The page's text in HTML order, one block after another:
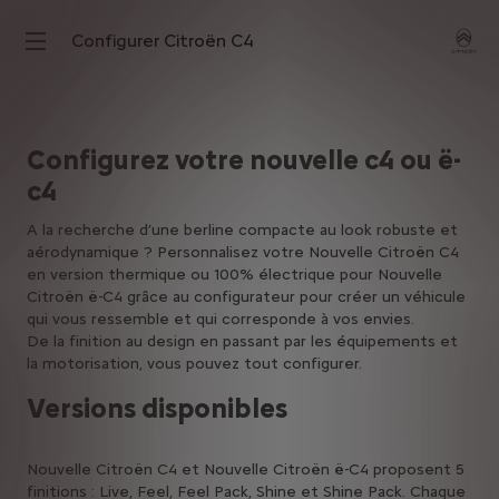
Configurer Citroën C4
Configurez votre nouvelle c4 ou ë-
c4
A la recherche d’une berline compacte au look robuste et
aérodynamique ? Personnalisez votre Nouvelle Citroën C4
en version thermique ou 100% électrique pour Nouvelle
Citroën ë-C4 grâce au configurateur pour créer un véhicule
qui vous ressemble et qui corresponde à vos envies.
De la finition au design en passant par les équipements et
la motorisation, vous pouvez tout configurer.
Versions disponibles
Nouvelle Citroën C4 et Nouvelle Citroën ë-C4 proposent 5
finitions : Live, Feel, Feel Pack, Shine et Shine Pack. Chaque